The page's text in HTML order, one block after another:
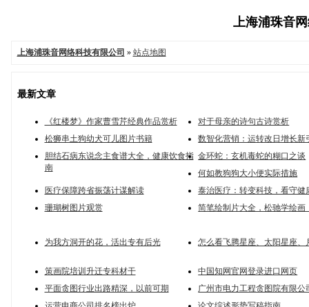
上海浦珠音
上海浦珠音网络科技有限公司 » 站点地图
最新文章
《红楼梦》作家曹雪芹经典作品赏析
对于母亲的诗句古诗赏析
松狮串土狗幼犬可儿图片书籍
数智化营销：运转改日增长新
胆结石病东说念主食谱大全，健康饮食指
南
金环蛇：玄机毒蛇的糊口之谈
何如教狗狗大小便实际措施
医疗保障跨省振荡计谋解读
泰治医疗：转变科技，看守健
珊瑚树图片观赏
简笔绘制片大全，松驰学绘画
为我方洞开的花，活出专有后光 怎么看飞腾星座、太阳星座、
策画院培训升迁专科材干
中国知网官网登录进口网页
平面贪图行业出路精深，以前可期
广州市电力工程贪图院有限公